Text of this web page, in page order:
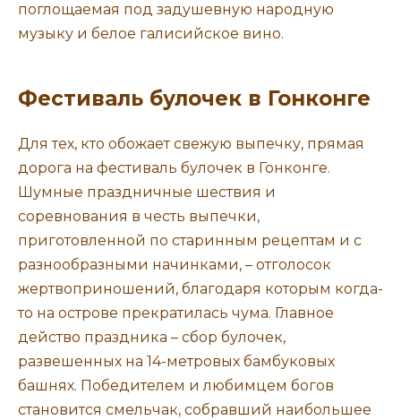
поглощаемая под задушевную народную
музыку и белое галисийское вино.
Фестиваль булочек в Гонконге
Для тех, кто обожает свежую выпечку, прямая
дорога на фестиваль булочек в Гонконге.
Шумные праздничные шествия и
соревнования в честь выпечки,
приготовленной по старинным рецептам и с
разнообразными начинками, – отголосок
жертвоприношений, благодаря которым когда-
то на острове прекратилась чума. Главное
действо праздника – сбор булочек,
развешенных на 14-метровых бамбуковых
башнях. Победителем и любимцем богов
становится смельчак, собравший наибольшее